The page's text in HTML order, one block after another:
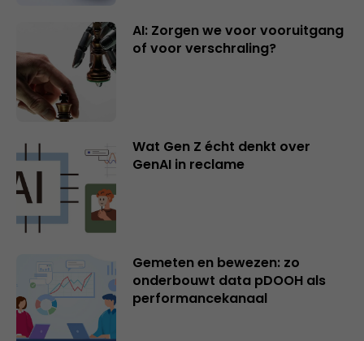
AI: Zorgen we voor vooruitgang
of voor verschraling?
Wat Gen Z écht denkt over
GenAI in reclame
Gemeten en bewezen: zo
onderbouwt data pDOOH als
performancekanaal